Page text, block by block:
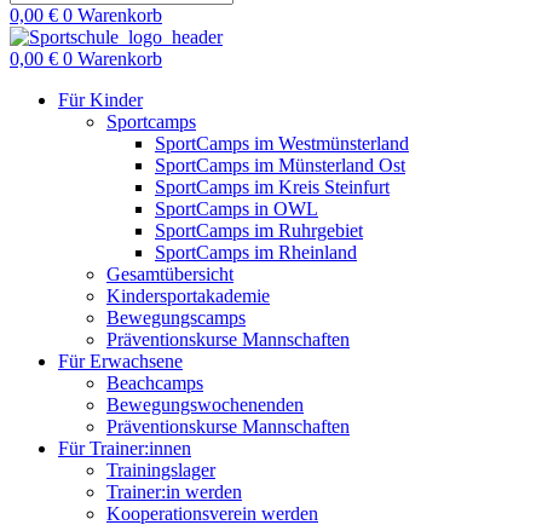
0,00 € 0 Warenkorb
0,00 € 0 Warenkorb
Für Kinder
Sportcamps
SportCamps im Westmünsterland
SportCamps im Münsterland Ost
SportCamps im Kreis Steinfurt
SportCamps in OWL
SportCamps im Ruhrgebiet
SportCamps im Rheinland
Gesamtübersicht
Kindersportakademie
Bewegungscamps
Präventionskurse Mannschaften
Für Erwachsene
Beachcamps
Bewegungswochenenden
Präventionskurse Mannschaften
Für Trainer:innen
Trainingslager
Trainer:in werden
Kooperationsverein werden